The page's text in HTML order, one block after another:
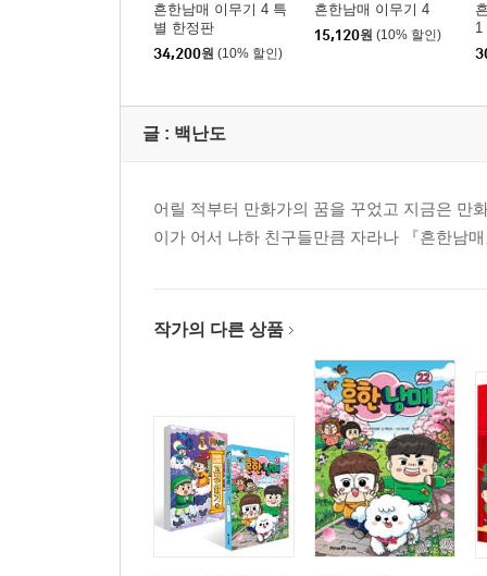
흔한남매 이무기 4 특
별 한정판
34,200원 (10% 할인)
흔한남매 이무기 4
15,120원 (10% 할인)
1
글 : 백난도
어릴 적부터 만화가의 꿈을 꾸었고 지금은 만
이가 어서 냐하 친구들만큼 자라나 『흔한남
작가의 다른 상품